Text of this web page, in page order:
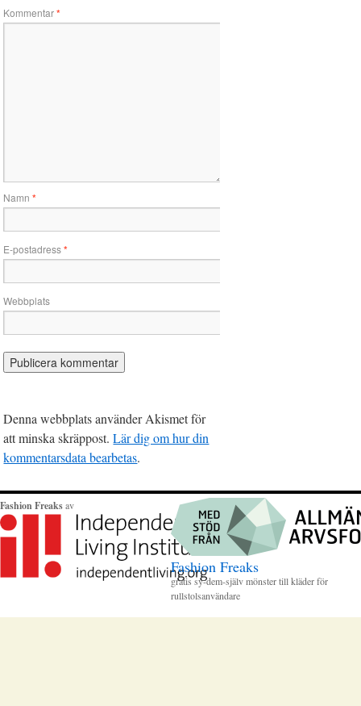
Kommentar*
Namn*
E-postadress*
Webbplats
Denna webbplats använder Akismet för
att minska skräppost.Lär dig om hur din
kommentarsdata bearbetas.
Fashion Freaksav
Fashion Freaks
gratis sy-dem-själv mönster till kläder för
rullstolsanvändare